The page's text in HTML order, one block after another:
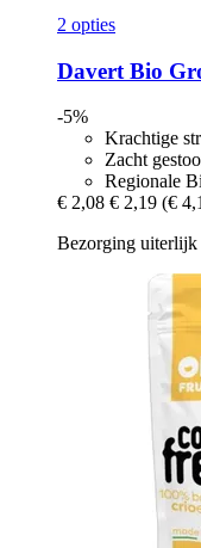
2 opties
Davert Bio
-5%
Krachtige
Zacht
Regionale
€ 2,08 € 2,19 (€
Bezorging uiterlijk